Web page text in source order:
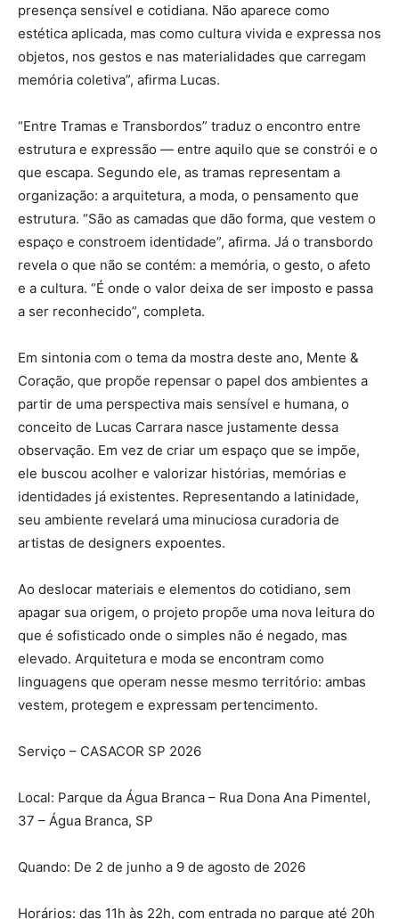
presença sensível e cotidiana. Não aparece como
estética aplicada, mas como cultura vivida e expressa nos
objetos, nos gestos e nas materialidades que carregam
memória coletiva”, afirma Lucas.
“Entre Tramas e Transbordos” traduz o encontro entre
estrutura e expressão — entre aquilo que se constrói e o
que escapa. Segundo ele, as tramas representam a
organização: a arquitetura, a moda, o pensamento que
estrutura. “São as camadas que dão forma, que vestem o
espaço e constroem identidade”, afirma. Já o transbordo
revela o que não se contém: a memória, o gesto, o afeto
e a cultura. “É onde o valor deixa de ser imposto e passa
a ser reconhecido”, completa.
Em sintonia com o tema da mostra deste ano, Mente &
Coração, que propõe repensar o papel dos ambientes a
partir de uma perspectiva mais sensível e humana, o
conceito de Lucas Carrara nasce justamente dessa
observação. Em vez de criar um espaço que se impõe,
ele buscou acolher e valorizar histórias, memórias e
identidades já existentes. Representando a latinidade,
seu ambiente revelará uma minuciosa curadoria de
artistas de designers expoentes.
Ao deslocar materiais e elementos do cotidiano, sem
apagar sua origem, o projeto propõe uma nova leitura do
que é sofisticado onde o simples não é negado, mas
elevado. Arquitetura e moda se encontram como
linguagens que operam nesse mesmo território: ambas
vestem, protegem e expressam pertencimento.
Serviço – CASACOR SP 2026
Local: Parque da Água Branca – Rua Dona Ana Pimentel,
37 – Água Branca, SP
Quando: De 2 de junho a 9 de agosto de 2026
Horários: das 11h às 22h, com entrada no parque até 20h